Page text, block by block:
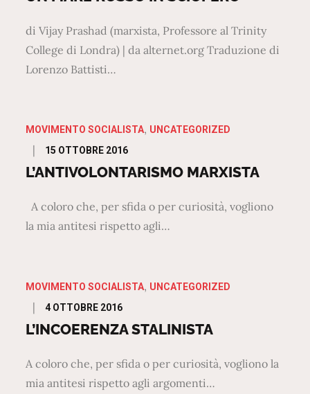
di Vijay Prashad (marxista, Professore al Trinity
College di Londra) | da alternet.org Traduzione di
Lorenzo Battisti…
MOVIMENTO SOCIALISTA UNCATEGORIZED
Posted
on
15 OTTOBRE 2016
L’ANTIVOLONTARISMO MARXISTA
A coloro che, per sfida o per curiosità, vogliono
la mia antitesi rispetto agli…
MOVIMENTO SOCIALISTA UNCATEGORIZED
Posted
on
4 OTTOBRE 2016
L’INCOERENZA STALINISTA
A coloro che, per sfida o per curiosità, vogliono la
mia antitesi rispetto agli argomenti…